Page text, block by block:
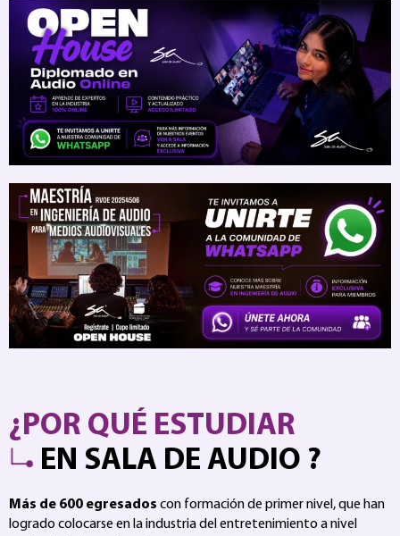
¿POR QUÉ ESTUDIAR
EN SALA DE AUDIO ?
Más de 600 egresados con formación de primer nivel, que han
logrado colocarse en la industria del entretenimiento a nivel